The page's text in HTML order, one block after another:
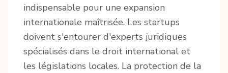
indispensable pour une expansion
internationale maîtrisée. Les startups
doivent s'entourer d'experts juridiques
spécialisés dans le droit international et
les législations locales. La protection de la